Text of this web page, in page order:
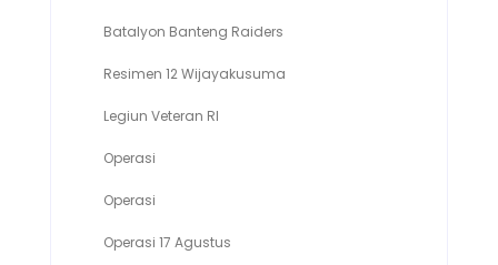
Batalyon Banteng Raiders
Resimen 12 Wijayakusuma
Legiun Veteran RI
Operasi
Operasi
Operasi 17 Agustus